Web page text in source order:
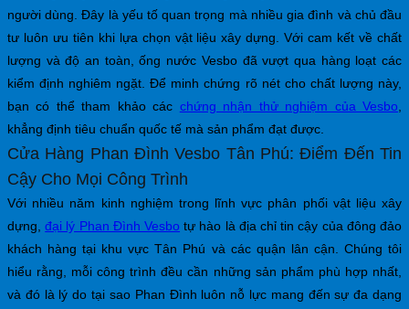
người dùng. Đây là yếu tố quan trọng mà nhiều gia đình và chủ đầu
tư luôn ưu tiên khi lựa chọn vật liệu xây dựng. Với cam kết về chất
lượng và độ an toàn, ống nước Vesbo đã vượt qua hàng loạt các
kiểm định nghiêm ngặt. Để minh chứng rõ nét cho chất lượng này,
bạn có thể tham khảo các chứng nhận thử nghiệm của Vesbo
khẳng định tiêu chuẩn quốc tế mà sản phẩm đạt được.
Cửa Hàng Phan Đình Vesbo Tân Phú: Điểm Đến Tin
Cậy Cho Mọi Công Trình
Với nhiều năm kinh nghiệm trong lĩnh vực phân phối vật liệu xây
dựng,đại lý Phan Đình Vesbo tự hào là địa chỉ tin cậy của đông đảo
khách hàng tại khu vực Tân Phú và các quận lân cận. Chúng tôi
hiểu rằng, mỗi công trình đều cần những sản phẩm phù hợp nhất,
và đó là lý do tại sao Phan Đình luôn nỗ lực mang đến sự đa dạng